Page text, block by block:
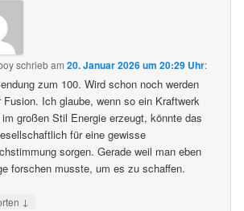
schriebam20. Januar 2026 um 20:29 Uhr:
zum 100. Wird schon noch werden
Fusion. Ich glaube, wenn so ein Kraftwerk
großen Stil Energie erzeugt, könnte das
für eine gewisse
sorgen. Gerade weil man eben
forschen musste, um es zu schaffen.
↓